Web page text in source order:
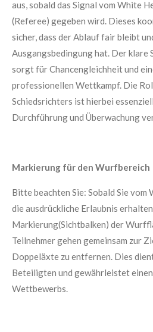
aus, sobald das Signal vom White
(Referee) gegeben wird. Dieses
sicher, dass der Ablauf fair bleibt
Ausgangsbedingung hat. Der klare
sorgt für Chancengleichheit und
professionellen Wettkampf. Die
Schiedsrichters ist hierbei
Durchführung und Überwachung
Markierung für den Wurfbereich
Bitte beachten Sie: Sobald Sie
die ausdrückliche Erlaubnis
Markierung(Sichtbalken) der
Teilnehmer gehen gemeinsam zur
Doppeläxte zu entfernen. Dies
Beteiligten und gewährleistet
Wettbewerbs.